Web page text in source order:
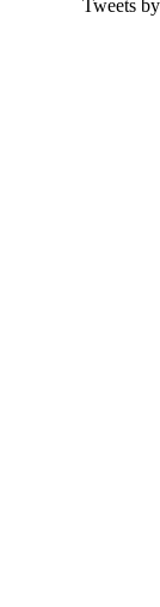
Tweets by